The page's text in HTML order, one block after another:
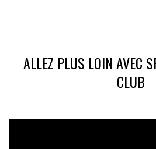
© SportBusiness.Club – Mai 2026
ALLEZ PLUS LOIN AVEC
CLUB